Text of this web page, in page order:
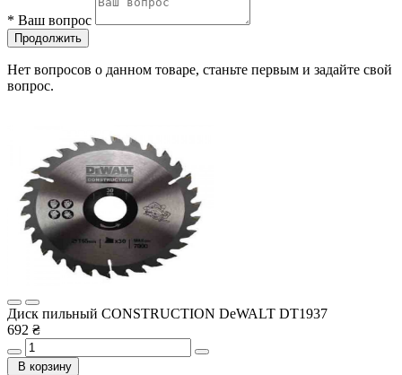
* Ваш вопрос
Продолжить
Нет вопросов о данном товаре, станьте первым и задайте свой
вопрос.
Диск пильный СONSTRUCTION DeWALT DT1937
692 ₴
В корзину